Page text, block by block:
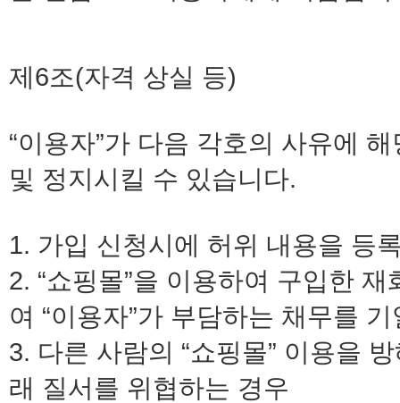
제6조(자격 상실 등)
“이용자”가 다음 각호의 사유에
및 정지시킬 수 있습니다.
1. 가입 신청시에 허위 내용을 등
2. “쇼핑몰”을 이용하여 구입한
여 “이용자”가 부담하는 채무를
3. 다른 사람의 “쇼핑몰” 이용을
래 질서를 위협하는 경우